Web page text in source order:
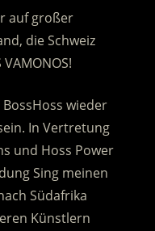
auf großer
die Schweiz
wieder
In Vertretung
und Hoss Power
Sing meinen
Südafrika
Künstlern